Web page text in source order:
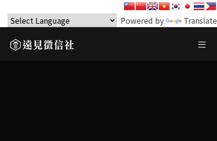
Powered by Translate